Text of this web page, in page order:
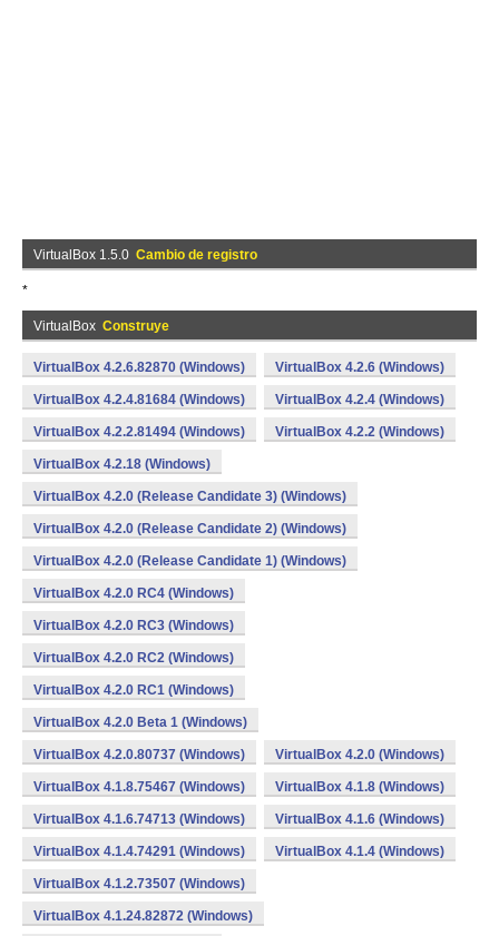
VirtualBox 1.5.0 Cambio de registro
*
VirtualBox Construye
VirtualBox 4.2.6.82870 (Windows) VirtualBox 4.2.6 (Windows)
VirtualBox 4.2.4.81684 (Windows) VirtualBox 4.2.4 (Windows)
VirtualBox 4.2.2.81494 (Windows) VirtualBox 4.2.2 (Windows)
VirtualBox 4.2.18 (Windows)
VirtualBox 4.2.0 (Release Candidate 3) (Windows)
VirtualBox 4.2.0 (Release Candidate 2) (Windows)
VirtualBox 4.2.0 (Release Candidate 1) (Windows)
VirtualBox 4.2.0 RC4 (Windows)
VirtualBox 4.2.0 RC3 (Windows)
VirtualBox 4.2.0 RC2 (Windows)
VirtualBox 4.2.0 RC1 (Windows)
VirtualBox 4.2.0 Beta 1 (Windows)
VirtualBox 4.2.0.80737 (Windows) VirtualBox 4.2.0 (Windows)
VirtualBox 4.1.8.75467 (Windows) VirtualBox 4.1.8 (Windows)
VirtualBox 4.1.6.74713 (Windows) VirtualBox 4.1.6 (Windows)
VirtualBox 4.1.4.74291 (Windows) VirtualBox 4.1.4 (Windows)
VirtualBox 4.1.2.73507 (Windows)
VirtualBox 4.1.24.82872 (Windows)